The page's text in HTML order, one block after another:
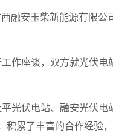
融安玉柴新能源有限
作座谈，双方就光伏
光伏电站、融安光伏电
累了丰富的合作经验